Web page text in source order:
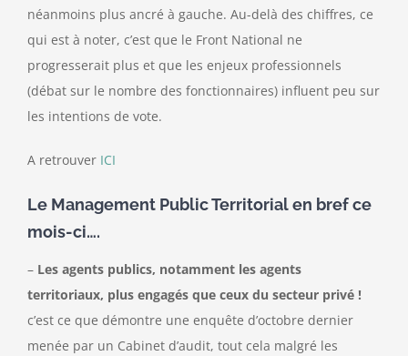
néanmoins plus ancré à gauche. Au-delà des chiffres, ce
qui est à noter, c’est que le Front National ne
progresserait plus et que les enjeux professionnels
(débat sur le nombre des fonctionnaires) influent peu sur
les intentions de vote.
A retrouver ICI
Le Management Public Territorial en bref ce
mois-ci….
– Les agents publics, notamment les agents
territoriaux, plus engagés que ceux du secteur privé !
c’est ce que démontre une enquête d’octobre dernier
menée par un Cabinet d’audit, tout cela malgré les